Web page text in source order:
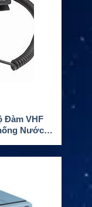
Đàm VHF
Nước